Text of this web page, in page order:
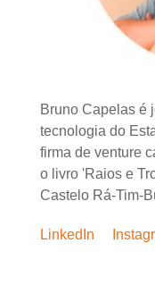
Bruno Capelas é
tecnologia do
firma de venture
o livro 'Raios e
Castelo Rá-Tim-
LinkedIn